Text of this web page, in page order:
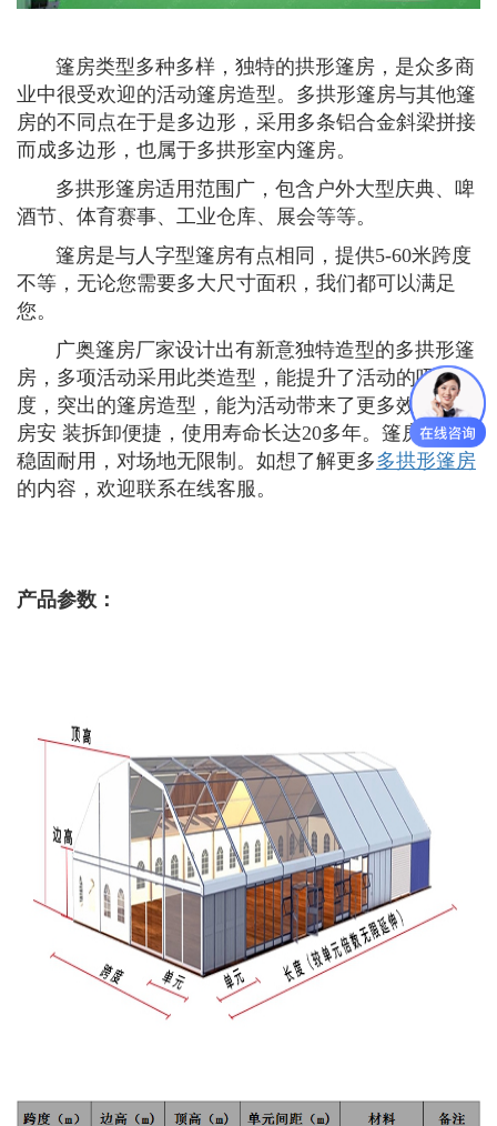
篷房类型多种多样，独特的拱形篷房，是众多商
业中很受欢迎的活动篷房造型。多拱形篷房与其他篷
房的不同点在于是多边形，采用多条铝合金斜梁拼接
而成多边形，也属于多拱形室内篷房。
多拱形篷房适用范围广，包含户外大型庆典、啤
酒节、体育赛事、工业仓库、展会等等。
篷房是与人字型篷房有点相同，提供5-60米跨度
不等，无论您需要多大尺寸面积，我们都可以满足
您。
广奥篷房厂家设计出有新意独特造型的多拱形篷
房，多项活动采用此类造型，能提升了活动的吸引
度，突出的篷房造型，能为活动带来了更多效益。篷
房安 装拆卸便捷，使用寿命长达20多年。篷房结构
稳固耐用，对场地无限制。如想了解更多多拱形篷房
的内容，欢迎联系在线客服。
产品参数：